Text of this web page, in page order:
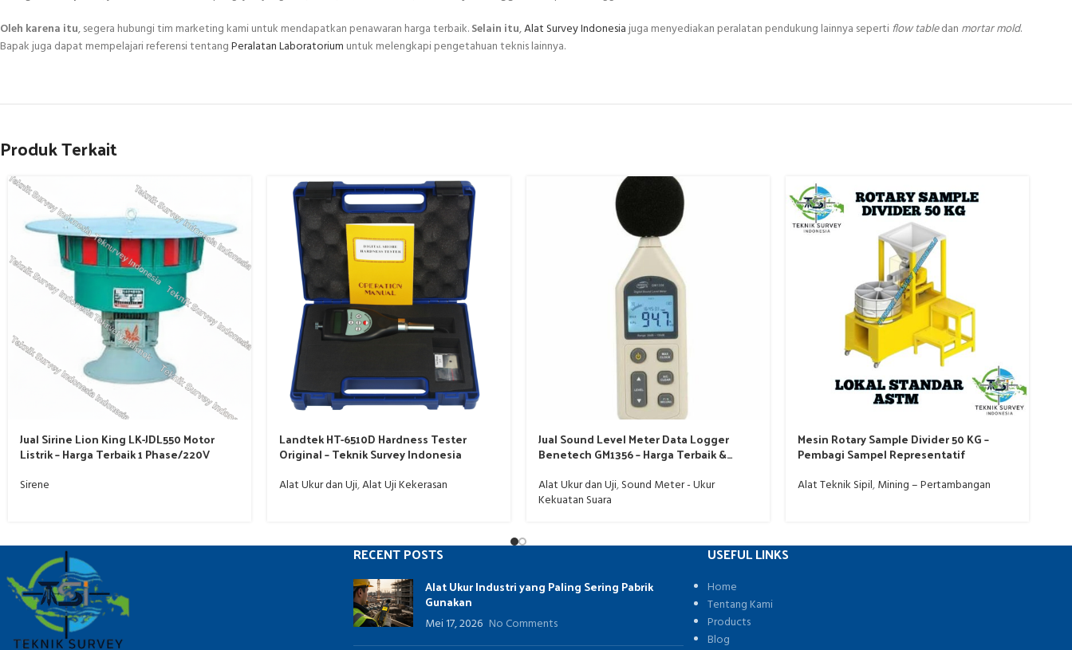
Oleh karena itu, segera hubungi tim marketing kami untuk mendapatkan penawaran harga terbaik.Selain itu,Alat Survey Indonesiajuga menyediakan peralatan pendukung lainnya sepertiflow tabledan mortar mold.
Bapak juga dapat mempelajari referensi tentangPeralatan Laboratorium untuk melengkapi pengetahuan teknis lainnya.
Produk Terkait
Jual Sirine Lion King LK-JDL550 Motor
Listrik – Harga Terbaik 1 Phase/220V
Sirene
Landtek HT-6510D Hardness Tester
Original – Teknik Survey Indonesia
Alat Ukur dan Uji,Alat Uji Kekerasan
Jual Sound Level Meter Data Logger
Benetech GM1356 – Harga Terbaik &
Alat Ukur dan Uji,Sound Meter - Ukur
Kekuatan Suara
Mesin Rotary Sample Divider 50 KG –
Pembagi Sampel Representatif
Alat Teknik Sipil,Mining – Pertambangan
RECENT POSTS
Alat Ukur Industri yang Paling Sering Pabrik
Gunakan
Mei 17, 2026 No Comments
USEFUL LINKS
Home
Tentang Kami
Products
Blog